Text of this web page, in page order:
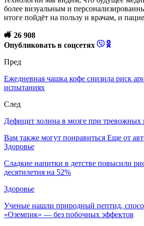
более визуальным и
итоге пойдёт на пользу и врачам, и
26 908
Опубликовать в соцсетях
Пред
Ежедневная чашка кофе снизила риск
испытаниях
След
Дефицит холина в мозге при тревожных
Вам также могут понравиться Еще от
Здоровье
Сладкие напитки в детстве повысили
десятилетия на 52%
Здоровье
Ученые нашли природный пептид,
«Оземпик» — без побочных эффектов